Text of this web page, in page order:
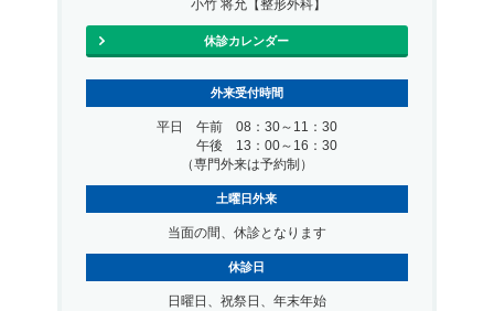
小竹 将允【整形外科】
休診カレンダー
外来受付時間
平日 午前 08：30～11：30
午後 13：00～16：30
（専門外来は予約制）
土曜日外来
当面の間、休診となります
休診日
日曜日、祝祭日、年末年始